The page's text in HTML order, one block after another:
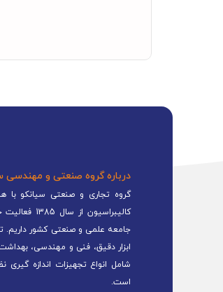
درباره گروه صنعتی و مهندسی
گروه تجاری و صنعتی سیانکو با
جامعه علمی و صنعتی کشور داریم.
ابزار دقیق، فنی و مهندسی،
شامل انواع تجهیزات اندازه گیری
است.